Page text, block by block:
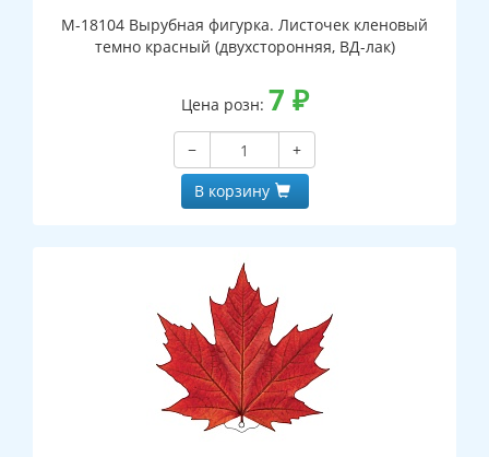
М-18104 Вырубная фигурка. Листочек кленовый
темно красный (двухсторонняя, ВД-лак)
Цена розн: 7 ₽
−
+
В корзину